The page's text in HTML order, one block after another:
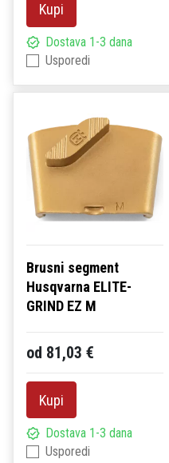
Kupi
Dostava 1-3 dana
Usporedi
Brusni segment
Husqvarna ELITE-
GRIND EZ M
od 81,03 €
Kupi
Dostava 1-3 dana
Usporedi